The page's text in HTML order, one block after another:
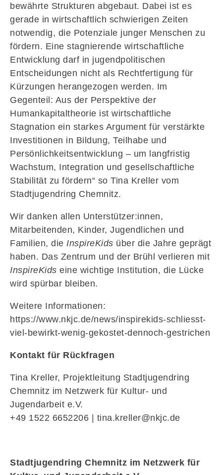
bewährte Strukturen abgebaut. Dabei ist es
gerade in wirtschaftlich schwierigen Zeiten
notwendig, die Potenziale junger Menschen zu
fördern. Eine stagnierende wirtschaftliche
Entwicklung darf in jugendpolitischen
Entscheidungen nicht als Rechtfertigung für
Kürzungen herangezogen werden. Im
Gegenteil: Aus der Perspektive der
Humankapitaltheorie ist wirtschaftliche
Stagnation ein starkes Argument für verstärkte
Investitionen in Bildung, Teilhabe und
Persönlichkeitsentwicklung – um langfristig
Wachstum, Integration und gesellschaftliche
Stabilität zu fördern“ so Tina Kreller vom
Stadtjugendring Chemnitz.
Wir danken allen Unterstützer:innen,
Mitarbeitenden, Kinder, Jugendlichen und
Familien, die InspireKids über die Jahre geprägt
haben. Das Zentrum und der Brühl verlieren mit
InspireKids eine wichtige Institution, die Lücke
wird spürbar bleiben.
Weitere Informationen:
https://www.nkjc.de/news/inspirekids-schliesst-
viel-bewirkt-wenig-gekostet-dennoch-gestrichen
Kontakt für Rückfragen
Tina Kreller, Projektleitung Stadtjugendring
Chemnitz im Netzwerk für Kultur- und
Jugendarbeit e.V.
+49 1522 6652206 | tina.kreller@nkjc.de
Stadtjugendring Chemnitz im Netzwerk für